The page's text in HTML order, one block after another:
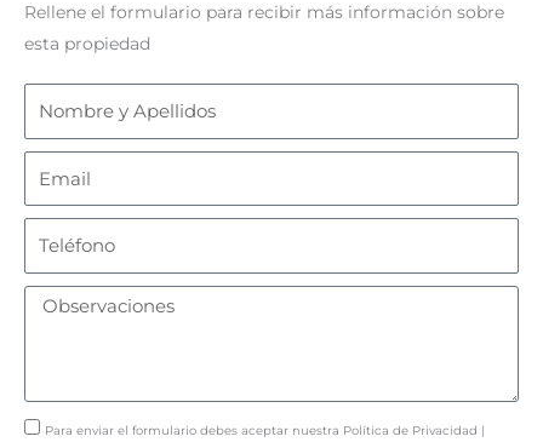
Rellene el formulario para recibir más información sobre
esta propiedad
Apellidos
Observaciones
Política
Para enviar el formulario debes aceptar nuestra Política de Privacidad |